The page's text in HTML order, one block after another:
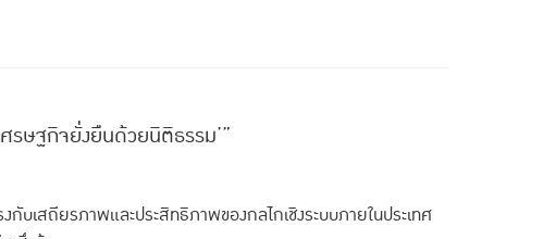
รษฐกิจยั่งยืนด้วยนิติธรรม’”
บเสถียรภาพและประสิทธิภาพของกลไกเชิงระบบภายในประเทศ